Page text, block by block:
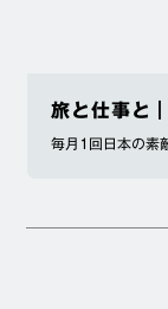
旅と仕事と
毎月1回日本の素